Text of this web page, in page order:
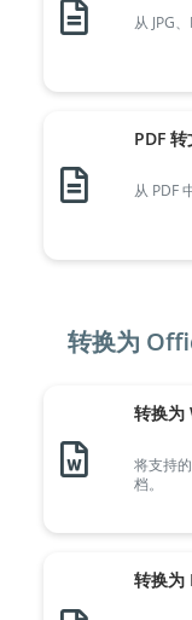
从 JPG
PDF
从 PDF
转换为
转换为
将支持
档。
转换为